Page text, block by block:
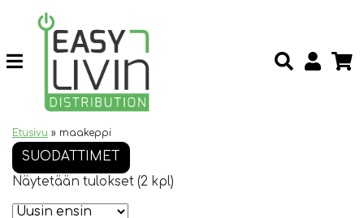
Etusivu » maakeppi
SUODATTIMET
Näytetään tulokset (2 kpl)